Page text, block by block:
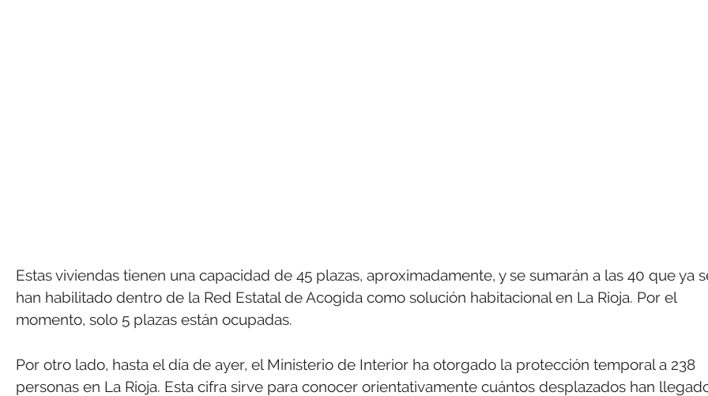
Estas viviendas tienen una capacidad de 45 plazas, aproximadamente, y se sumarán a las 40 que ya
han habilitado dentro de la Red Estatal de Acogida como solución habitacional en La Rioja. Por el
momento, solo 5 plazas están ocupadas.
Por otro lado, hasta el día de ayer, el Ministerio de Interior ha otorgado la protección temporal a 238
personas en La Rioja. Esta cifra sirve para conocer orientativamente cuántos desplazados han